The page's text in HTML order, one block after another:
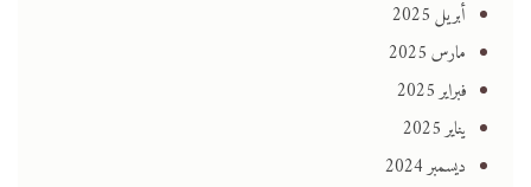
أبريل 2025
مارس 2025
فبراير 2025
يناير 2025
ديسمبر 2024